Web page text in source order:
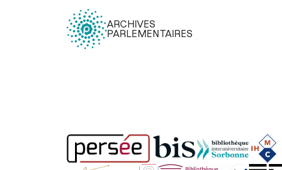
ARCHIVES
PARLEMENTAIRES